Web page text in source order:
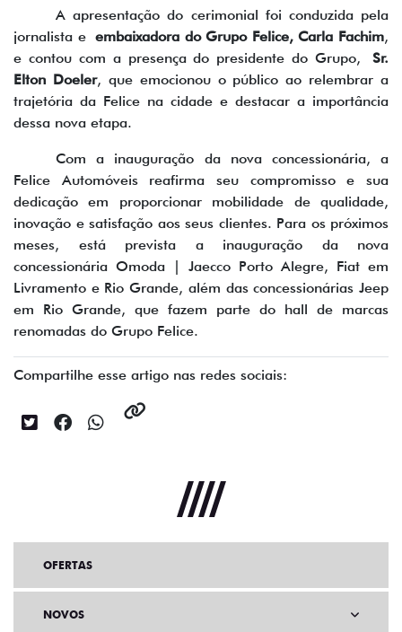
A apresentação do cerimonial foi conduzida pela
jornalista eembaixadora do Grupo Felice, Carla Fachim,
e contou com a presença do presidente do Grupo, Sr.
Elton Doeler, que emocionou o público ao relembrar a
trajetória da Felice na cidade e destacar a importância
dessa nova etapa.
Com a inauguração da nova concessionária, a
Felice Automóveis reafirma seu compromisso e sua
dedicação em proporcionar mobilidade de qualidade,
inovação e satisfação aos seus clientes. Para os próximos
meses, está prevista a inauguração da nova
concessionária Omoda | Jaecco Porto Alegre, Fiat em
Livramento e Rio Grande, além das concessionárias Jeep
em Rio Grande, que fazem parte do hall de marcas
renomadas do Grupo Felice.
Compartilhe esse artigo nas redes sociais:
OFERTAS
NOVOS